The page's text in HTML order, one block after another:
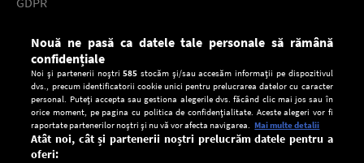
Descarcă gratuit aplicaţia Europa FM pentru smartphone:
Nouă ne pasă ca datele tale personale să rămână
confidențiale
Noi și partenerii noștri585 stocăm și/sau accesăm informații pe dispozitivul
dvs., precum identificatorii cookie unici pentru prelucrarea datelor cu caracter
personal. Puteți accepta sau gestiona alegerile dvs. făcând clic mai jos sau în
orice moment, pe pagina cu politica de confidențialitate. Aceste alegeri vor fi
raportate partenerilor noștri și nu vă vor afecta navigarea. Mai multe detalii
Atât noi, cât și partenerii noștri prelucrăm datele pentru a
oferi: